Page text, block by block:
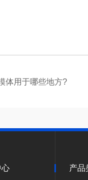
体用于哪些地方?
心 产品